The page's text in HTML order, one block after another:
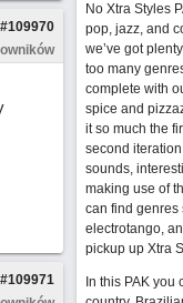
#109970
#109971
No Xtra Styles
pop, jazz, and
we’ve got
too many
complete with
spice and
it so much the
second
sounds,
making use of
can find genres
electrotango,
pickup up Xtra
In this PAK you